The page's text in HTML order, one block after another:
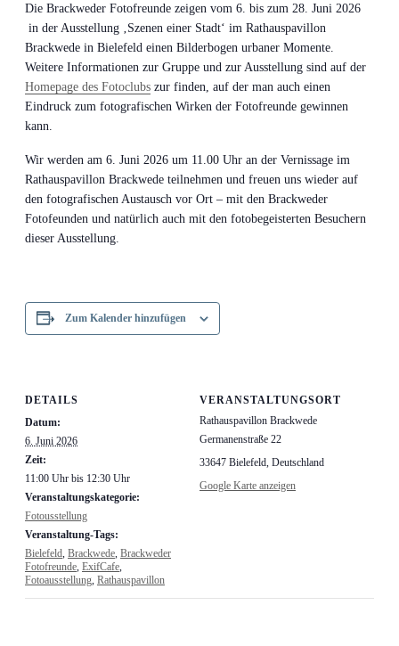
Die Brackweder Fotofreunde zeigen vom 6. bis zum 28. Juni 2026
in der Ausstellung ‚Szenen einer Stadt‘ im Rathauspavillon
Brackwede in Bielefeld einen Bilderbogen urbaner Momente.
Weitere Informationen zur Gruppe und zur Ausstellung sind auf der
Homepage des Fotoclubs zur finden, auf der man auch einen
Eindruck zum fotografischen Wirken der Fotofreunde gewinnen
kann.
Wir werden am 6. Juni 2026 um 11.00 Uhr an der Vernissage im
Rathauspavillon Brackwede teilnehmen und freuen uns wieder auf
den fotografischen Austausch vor Ort – mit den Brackweder
Fotofeunden und natürlich auch mit den fotobegeisterten Besuchern
dieser Ausstellung.
Zum Kalender hinzufügen
DETAILS
Datum:
6. Juni 2026
Zeit:
11:00 Uhr bis 12:30 Uhr
Veranstaltungskategorie:
Fotousstellung
Veranstaltung-Tags:
Bielefeld Brackwede Brackweder
Fotofreunde ExifCafe
Fotoausstellung Rathauspavillon
VERANSTALTUNGSORT
Rathauspavillon Brackwede
Germanenstraße 22
33647 Bielefeld Deutschland
Google Karte anzeigen